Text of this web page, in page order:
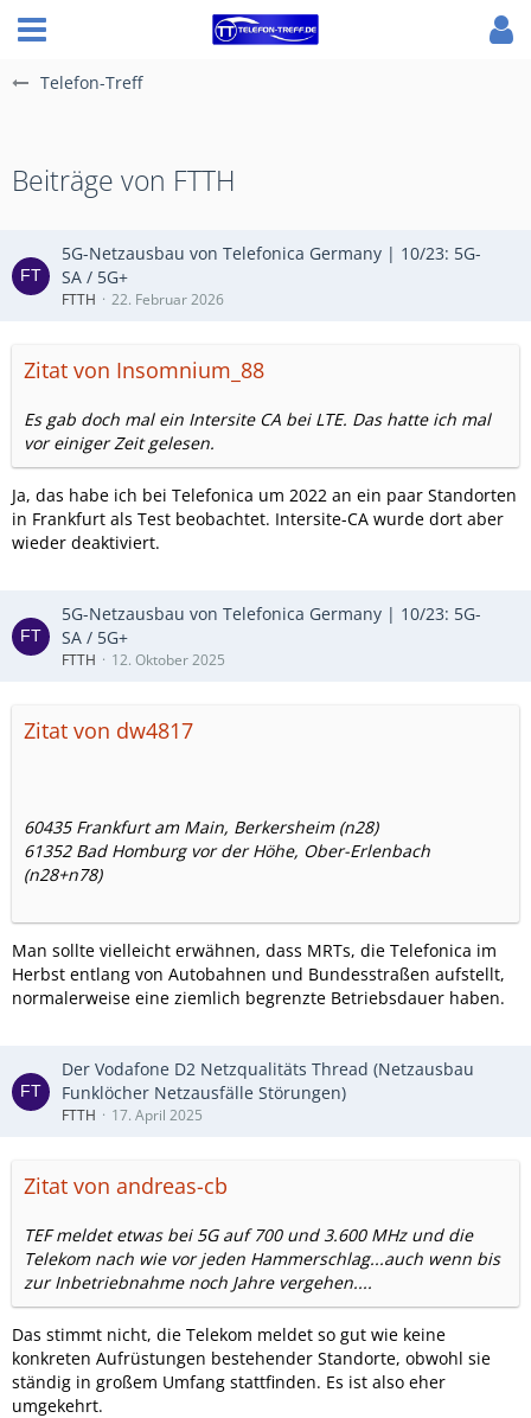
Telefon-Treff
Beiträge von FTTH
5G-Netzausbau von Telefonica Germany | 10/23: 5G-
SA / 5G+
FTTH 22. Februar 2026
Zitat von Insomnium_88
Es gab doch mal ein Intersite CA bei LTE. Das hatte ich mal
vor einiger Zeit gelesen.
Ja, das habe ich bei Telefonica um 2022 an ein paar Standorten
in Frankfurt als Test beobachtet. Intersite-CA wurde dort aber
wieder deaktiviert.
5G-Netzausbau von Telefonica Germany | 10/23: 5G-
SA / 5G+
FTTH 12. Oktober 2025
Zitat von dw4817
60435 Frankfurt am Main, Berkersheim (n28)
61352 Bad Homburg vor der Höhe, Ober-Erlenbach
(n28+n78)
Man sollte vielleicht erwähnen, dass MRTs, die Telefonica im
Herbst entlang von Autobahnen und Bundesstraßen aufstellt,
normalerweise eine ziemlich begrenzte Betriebsdauer haben.
Der Vodafone D2 Netzqualitäts Thread (Netzausbau
Funklöcher Netzausfälle Störungen)
FTTH 17. April 2025
Zitat von andreas-cb
TEF meldet etwas bei 5G auf 700 und 3.600 MHz und die
Telekom nach wie vor jeden Hammerschlag...auch wenn bis
zur Inbetriebnahme noch Jahre vergehen....
Das stimmt nicht, die Telekom meldet so gut wie keine
konkreten Aufrüstungen bestehender Standorte, obwohl sie
ständig in großem Umfang stattfinden. Es ist also eher
umgekehrt.